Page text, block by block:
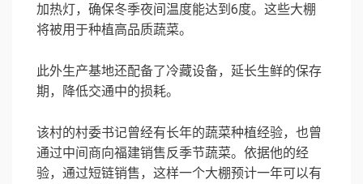
加热灯，确保冬季夜间温度能达到6度。这些大棚
将被用于种植高品质蔬菜。
此外生产基地还配备了冷藏设备，延长生鲜的保存
期，降低交通中的损耗。
该村的村委书记曾经有长年的蔬菜种植经验，也曾
通过中间商向福建销售反季节蔬菜。依据他的经
验，通过短链销售，这样一个大棚预计一年可以有